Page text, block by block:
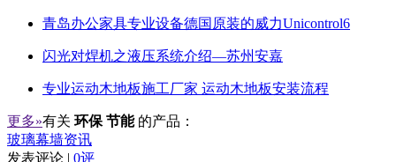
青岛办公家具专业设备德国原装的威力Unicontrol6
闪光对焊机之液压系统介绍—苏州安嘉
专业运动木地板施工厂家 运动木地板安装流程
更多»有关 环保 节能 的产品：
玻璃幕墙资讯
发表评论 | 0评